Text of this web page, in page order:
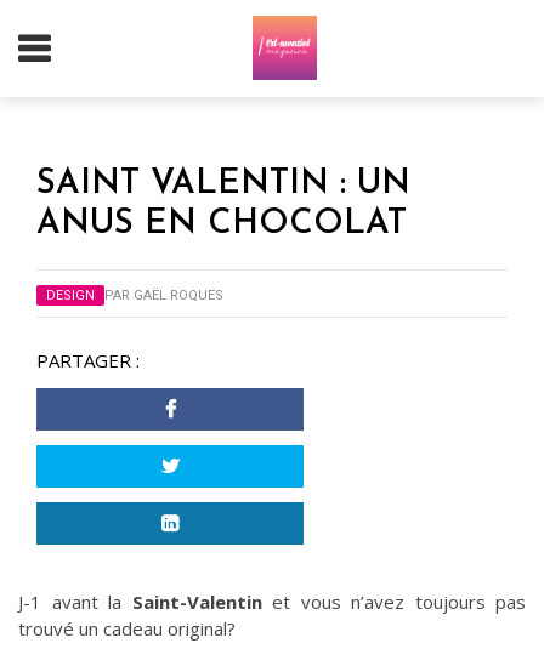
SAINT VALENTIN : UN
ANUS EN CHOCOLAT
DESIGN PAR GAËL ROQUES
PARTAGER :
J-1 avant la Saint-Valentinet vous n’avez toujours pas
trouvé un cadeau original?